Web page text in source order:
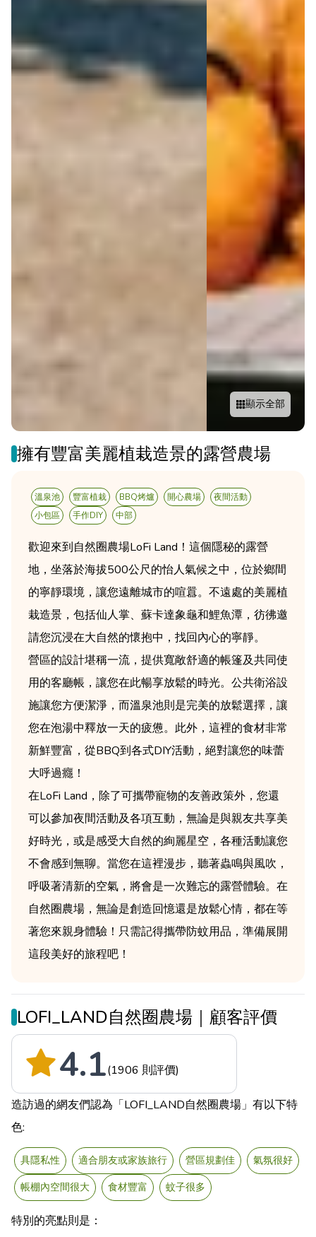
顯示全部
擁有豐富美麗植栽造景的露營農場
溫泉池 豐富植栽 BBQ烤爐 開心農場
夜間活動
小包區
手作DIY 中部
歡迎來到自然圈農場LoFi Land！這個隱秘的露營
地，坐落於海拔500公尺的怡人氣候之中，位於鄉間
的寧靜環境，讓您遠離城市的喧囂。不遠處的美麗植
栽造景，包括仙人掌、蘇卡達象龜和鯉魚潭，彷彿邀
請您沉浸在大自然的懷抱中，找回內心的寧靜。
營區的設計堪稱一流，提供寬敞舒適的帳篷及共同使
用的客廳帳，讓您在此暢享放鬆的時光。公共衛浴設
施讓您方便潔淨，而溫泉池則是完美的放鬆選擇，讓
您在泡湯中釋放一天的疲憊。此外，這裡的食材非常
新鮮豐富，從BBQ到各式DIY活動，絕對讓您的味蕾
大呼過癮！
在LoFi Land，除了可攜帶寵物的友善政策外，您還
可以參加夜間活動及各項互動，無論是與親友共享美
好時光，或是感受大自然的絢麗星空，各種活動讓您
不會感到無聊。當您在這裡漫步，聽著蟲鳴與風吹，
呼吸著清新的空氣，將會是一次難忘的露營體驗。在
自然圈農場，無論是創造回憶還是放鬆心情，都在等
著您來親身體驗！只需記得攜帶防蚊用品，準備展開
這段美好的旅程吧！
LOFI_LAND自然圈農場｜顧客評價
4.1(1906 則評價)
造訪過的網友們認為「LOFI_LAND自然圈農場」有以下特
色:
具隱私性 適合朋友或家族旅行 營區規劃佳
氣氛很好
帳棚內空間很大
食材豐富 蚊子很多
特別的亮點則是：